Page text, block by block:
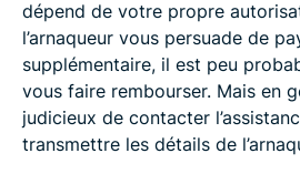
dépend de votre propre
l’arnaqueur vous persuade de
supplémentaire, il est peu
vous faire rembourser. Mais en
judicieux de contacter
transmettre les détails de